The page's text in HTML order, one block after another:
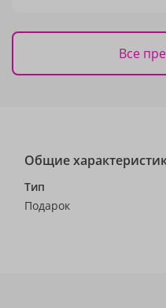
Все
Общие
Тип
Подарок